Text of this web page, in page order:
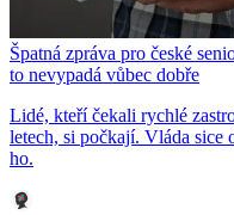
Špatná zpráva pro české
to nevypadá vůbec dobře
Lidé, kteří čekali rychlé
letech, si počkají. Vláda sice
ho.